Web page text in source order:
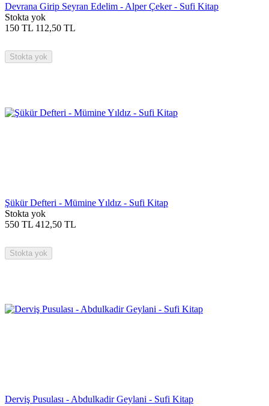
Devrana Girip Seyran Edelim - Alper Çeker - Sufi Kitap
Stokta yok
150 TL 112,50 TL
Stokta yok
Şükür Defteri - Mümine Yıldız - Sufi Kitap
Stokta yok
550 TL 412,50 TL
Stokta yok
Derviş Pusulası - Abdulkadir Geylani - Sufi Kitap